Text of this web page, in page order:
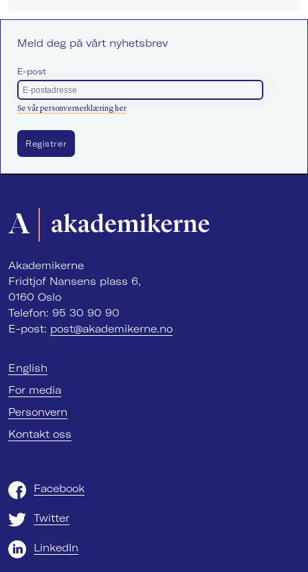
Meld deg på vårt nyhetsbrev
E-post
Se vår personvernerklæring her
Akademikerne
Fridtjof Nansens plass 6,
0160 Oslo
Telefon: 95 30 90 90
E-post: post@akademikerne.no
English
For media
Personvern
Kontakt oss
Facebook
Twitter
LinkedIn